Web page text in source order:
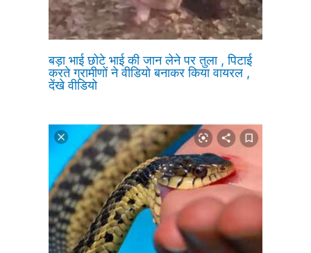
बड़ा भाई छोटे भाई की जान लेने पर तुला , पिटाई
करते ग्रामीणों ने वीडियो बनाकर किया वायरल ,
देंखे वीडियो